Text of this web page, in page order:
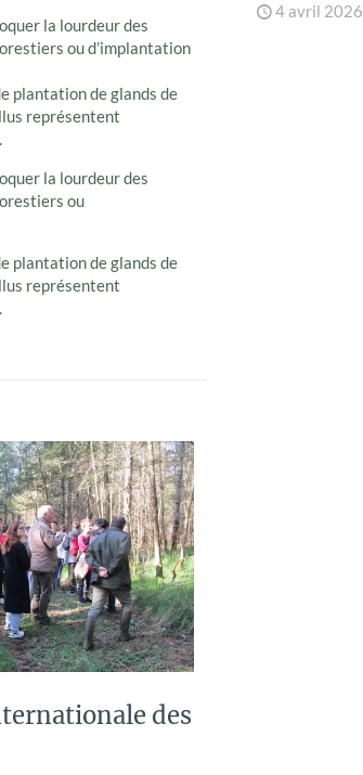
la lourdeur des
ou d’implantation
plantation de glands de
représentent
la lourdeur des
ou
plantation de glands de
représentent
des
4 avril 2026